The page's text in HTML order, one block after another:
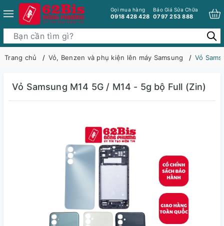
Gọi mua hàng
0918 428 428
Báo Giá Sửa Chữa
0797 253 888
Trang chủ Vỏ, Benzen và phụ kiện lên máy Samsung Vỏ
Vỏ Samsung M14 5G / M14 - 5g bộ Full (Zin)